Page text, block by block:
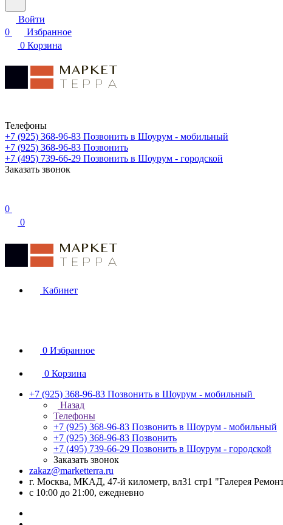
Войти
0
Избранное
0 Корзина
Телефоны
+7 (925) 368-96-83 Позвонить в Шоурум - мобильный
+7 (925) 368-96-83 Позвонить
+7 (495) 739-66-29 Позвонить в Шоурум - городской
Заказать звонок
0
0
Кабинет
0 Избранное
0 Корзина
+7 (925) 368-96-83 Позвонить в Шоурум - мобильный
Назад
Телефоны
+7 (925) 368-96-83 Позвонить в Шоурум - мобильный
+7 (925) 368-96-83 Позвонить
+7 (495) 739-66-29 Позвонить в Шоурум - городской
Заказать звонок
zakaz@marketterra.ru
г. Москва, МКАД, 47-й километр, вл31 стр1 "Галерея
с 10:00 до 21:00, ежедневно